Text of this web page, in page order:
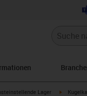
right Lager igus-